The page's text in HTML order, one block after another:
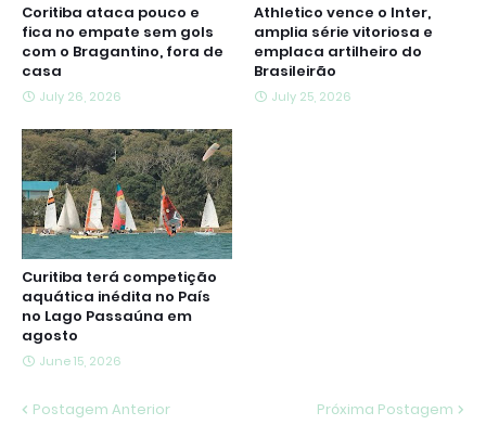
Coritiba ataca pouco e
fica no empate sem gols
com o Bragantino, fora de
casa
July 26, 2026
Athletico vence o Inter,
amplia série vitoriosa e
emplaca artilheiro do
Brasileirão
July 25, 2026
Curitiba terá competição
aquática inédita no País
no Lago Passaúna em
agosto
June 15, 2026
Postagem Anterior Próxima Postagem